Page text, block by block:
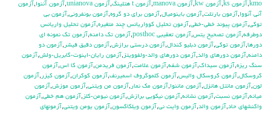
kmo
,آزمون ks ,آزمون kw ,آزمون manova ,آزمون t هتلينگ ,آزمون unianova ,آزمون آننوا,آزمون
آني آنووا,آزمون بارتلت,آزمون باينوميال,آزمون براي دو گروه,آزمون بونفروني,آزمون بي
توكي,آزمون پيوند خطي-خطي,آزمون تحليل كوواريانس چند متغيره,آزمون تحليل واريانس
دوطرفه,آزمون تصحيح يتس,آزمون تعقيبي posthoc ,آزمون تك دامنه,آزمون تك نمونه اي
دورها,آزمون توكي,آزمون دبليو كندال,آزمون درستي برازش,آزمون دقيق فيشر ,آزمون دو
دامنه,آزمون دورهاي والد,آزمون دورهاي والد-ولفوويتز ,آزمون رايان-اينوت-گابريل-ولش,آزمون
سنگ ريزه,آزمون سيداك,آزمون شفه,آزمون علامت,آزمون فريدمن,آزمون كا اس,آزمون
كروسكال,آزمون كروسكال واليس,آزمون كلموگروف اسميرنف,آزمون كوكران,آزمون كيزر ,آزمون
لون,آزمون مانتل هانزل,آزمون ماننوا,آزمون مك نمار ,آزمون من ويتني,آزمون موزش,آزمون
ميانه,آزمون نسبت,آزمون نشانه,آزمون نيكويي برازش,آزمون نيومن-كلز ,آزمون هم خطي,آزمون
واكنشهاي حاد,آزمون والد,آزمون وايت ني,آزمون ويلكاكسون,آزمون يومن ويتني,آزمونهاي